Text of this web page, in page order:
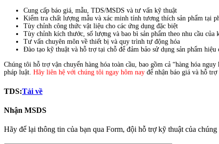
Cung cấp báo giá, mẫu, TDS/MSDS và tư vấn kỹ thuật
Kiểm tra chất lượng mẫu và xác minh tính tương thích sản phẩm tại
Tùy chỉnh công thức vật liệu cho các ứng dụng đặc biệt
Tùy chỉnh kích thước, số lượng và bao bì sản phẩm theo nhu cầu của
Tư vấn chuyên môn về thiết bị và quy trình tự động hóa
Đào tạo kỹ thuật và hỗ trợ tại chỗ để đảm bảo sử dụng sản phẩm hiệu
Chúng tôi hỗ trợ vận chuyển hàng hóa toàn cầu, bao gồm cả “hàng hóa
pháp luật. Hãy liên hệ với chúng tôi ngay hôm nay để nhận báo giá và hỗ
TDS:Tải về
Nhận MSDS
Hãy để lại thông tin của bạn qua Form, đội hỗ trợ kỹ thuật của